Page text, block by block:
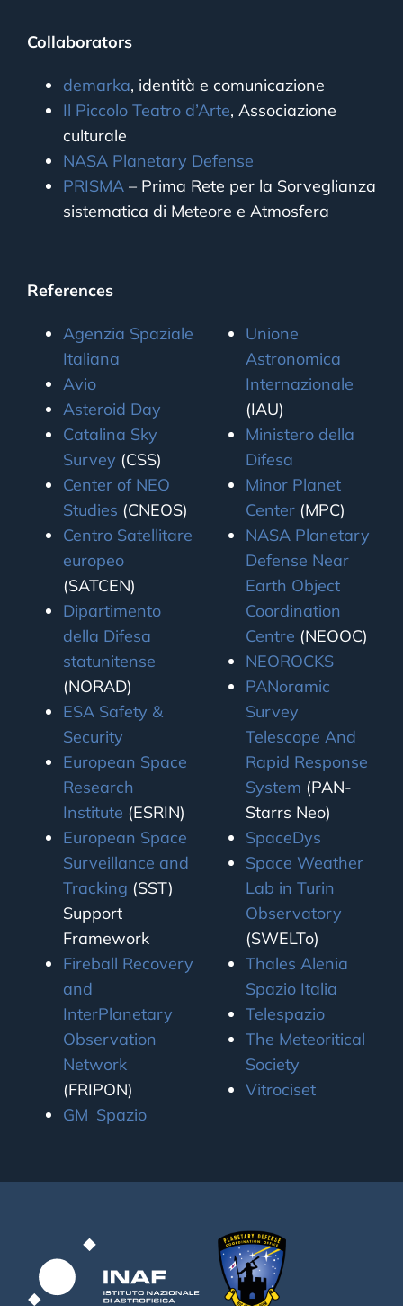
Collaborators
demarka, identità e comunicazione
Il Piccolo Teatro d’Arte, Associazione
culturale
NASA Planetary Defense
PRISMA – Prima Rete per la Sorveglianza
sistematica di Meteore e Atmosfera
References
Agenzia Spaziale
Italiana
Avio
Asteroid Day
Catalina Sky
Survey (CSS)
Center of NEO
Studies (CNEOS)
Centro Satellitare
europeo
(SATCEN)
Dipartimento
della Difesa
statunitense
(NORAD)
ESA Safety &
Security
European Space
Research
Institute (ESRIN)
European Space
Surveillance and
Tracking (SST)
Support
Framework
Fireball Recovery
and
InterPlanetary
Observation
Network
(FRIPON)
GM_Spazio
Unione
Astronomica
Internazionale
(IAU)
Ministero della
Difesa
Minor Planet
Center (MPC)
NASA Planetary
Defense Near
Earth Object
Coordination
Centre (NEOOC)
NEOROCKS
PANoramic
Survey
Telescope And
Rapid Response
System (PAN-
Starrs Neo)
SpaceDys
Space Weather
Lab in Turin
Observatory
(SWELTo)
Thales Alenia
Spazio Italia
Telespazio
The Meteoritical
Society
Vitrociset